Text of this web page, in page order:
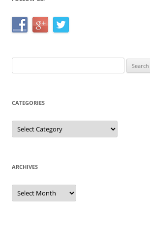
for:
CATEGORIES
Categories
ARCHIVES
Archives